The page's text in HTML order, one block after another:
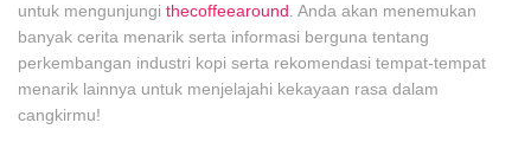
untuk mengunjungi thecoffeearound . Anda akan menemukan
banyak cerita menarik serta informasi berguna tentang
perkembangan industri kopi serta rekomendasi tempat-tempat
menarik lainnya untuk menjelajahi kekayaan rasa dalam
cangkirmu!